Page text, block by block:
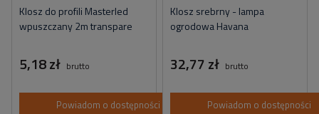
Klosz do profili Masterled
wpuszczany 2m transpare
5,18 zł brutto
Powiadom o dostępności
Klosz srebrny - lampa
ogrodowa Havana
32,77 zł brutto
Powiadom o dostępności